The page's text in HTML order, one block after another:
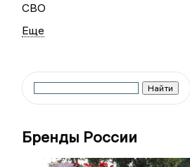
СВО
Бренды России